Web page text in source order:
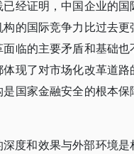
经证明，中国企业的
的国际竞争力比过去
临的主要矛盾和基础
现了对市场化改革道
国家金融安全的根本
度和效果与外部环境